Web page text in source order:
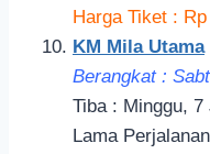
Harga Tiket :
KM Mila Utama
Berangkat :
Tiba : Minggu,
Lama